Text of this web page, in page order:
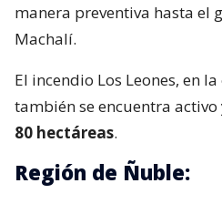
manera preventiva hasta el
Machalí.
El incendio Los Leones, en
también se encuentra activo
80 hectáreas.
Región de Ñuble: